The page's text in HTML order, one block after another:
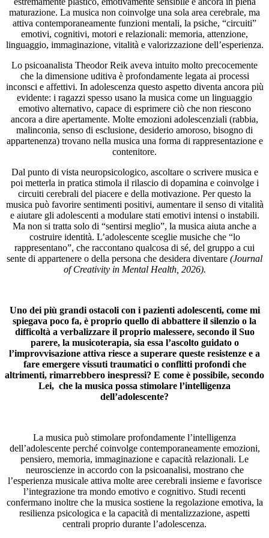
maturazione. La musica non coinvolge una sola area cerebrale, ma
attiva contemporaneamente funzioni mentali, la psiche, “circuiti”
emotivi, cognitivi, motori e relazionali: memoria, attenzione,
linguaggio, immaginazione, vitalità e valorizzazione dell’esperienza.
Lo psicoanalista Theodor Reik aveva intuito molto precocemente
che la dimensione uditiva è profondamente legata ai processi
inconsci e affettivi. In adolescenza questo aspetto diventa ancora più
evidente: i ragazzi spesso usano la musica come un linguaggio
emotivo alternativo, capace di esprimere ciò che non riescono
ancora a dire apertamente. Molte emozioni adolescenziali (rabbia,
malinconia, senso di esclusione, desiderio amoroso, bisogno di
appartenenza) trovano nella musica una forma di rappresentazione e
contenitore.
Dal punto di vista neuropsicologico, ascoltare o scrivere musica e
poi metterla in pratica stimola il rilascio di dopamina e coinvolge i
circuiti cerebrali del piacere e della motivazione. Per questo la
musica può favorire sentimenti positivi, aumentare il senso di vitalità
e aiutare gli adolescenti a modulare stati emotivi intensi o instabili.
Ma non si tratta solo di “sentirsi meglio”, la musica aiuta anche a
costruire identità. L’adolescente sceglie musiche che “lo
rappresentano”, che raccontano qualcosa di sé, del gruppo a cui
sente di appartenere o della persona che desidera diventare (Journal
of Creativity in Mental Health, 2026).
Uno dei più grandi ostacoli con i pazienti adolescenti, come mi
spiegava poco fa, è proprio quello di abbattere il silenzio o la
difficoltà a verbalizzare il proprio malessere, secondo il Suo
parere, la musicoterapia, sia essa l’ascolto guidato o
l’improvvisazione attiva riesce a superare queste resistenze e a
fare emergere vissuti traumatici o conflitti profondi che
altrimenti, rimarrebbero inespressi? E come è possibile, secondo
Lei, che la musica possa stimolare l’intelligenza
dell’adolescente?
La musica può stimolare profondamente l’intelligenza
dell’adolescente perché coinvolge contemporaneamente emozioni,
pensiero, memoria, immaginazione e capacità relazionali. Le
neuroscienze in accordo con la psicoanalisi, mostrano che
l’esperienza musicale attiva molte aree cerebrali insieme e favorisce
l’integrazione tra mondo emotivo e cognitivo. Studi recenti
confermano inoltre che la musica sostiene la regolazione emotiva, la
resilienza psicologica e la capacità di mentalizzazione, aspetti
centrali proprio durante l’adolescenza.